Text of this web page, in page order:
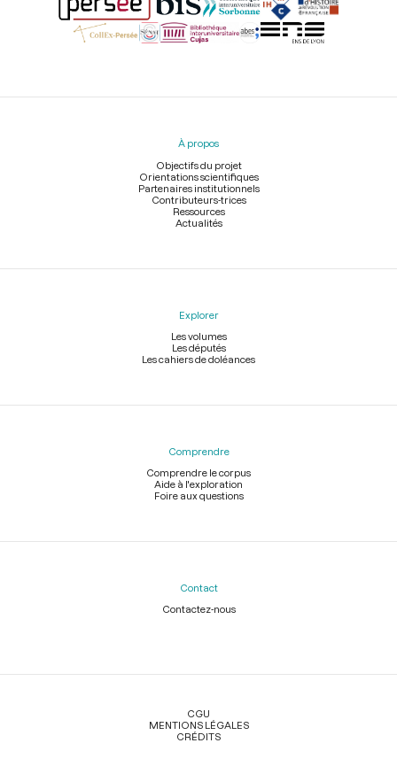
Menu
À propos
Objectifs du projet
Orientations scientifiques
Partenaires institutionnels
Contributeurs-trices
Ressources
Actualités
Explorer
Les volumes
Les députés
Les cahiers de doléances
Comprendre
Comprendre le corpus
Aide à l'exploration
Foire aux questions
Contact
Contactez-nous
Légal
CGU
MENTIONS LÉGALES
CRÉDITS